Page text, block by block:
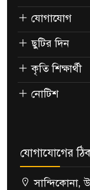
যোগাযোগ
ছুটির দিন
কৃতি শিক্ষার্থী
নোটিশ
যোগাযোগের
সান্দিকোনা,